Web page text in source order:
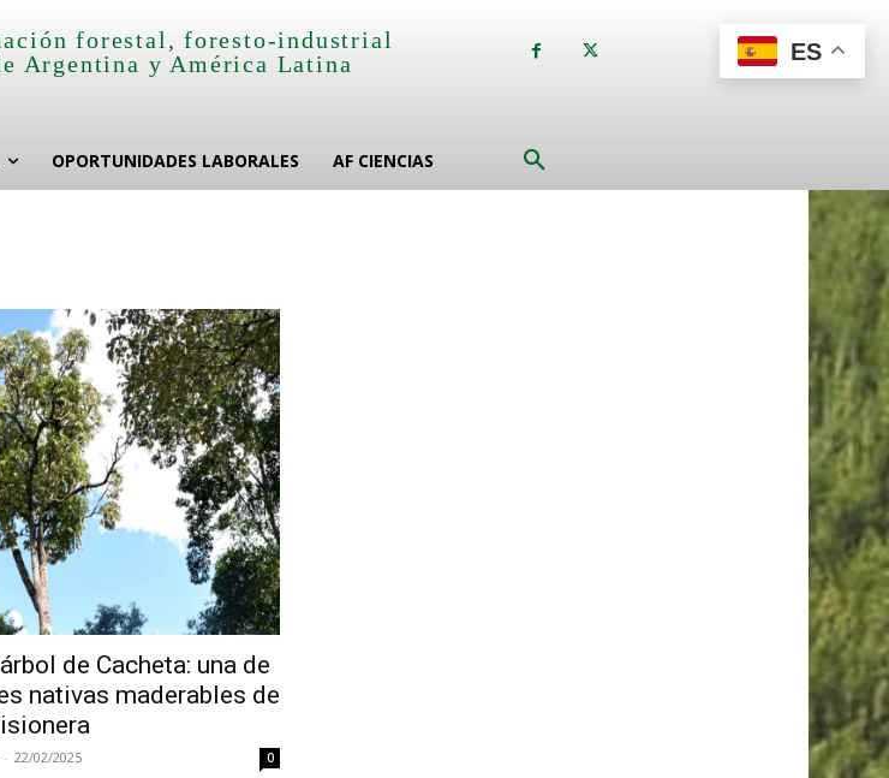
forestal, foresto-industrial
Argentina y América Latina
OPORTUNIDADES LABORALES AF CIENCIAS
de Cacheta: una de
nativas maderables de
- 22/02/2025 0
ES